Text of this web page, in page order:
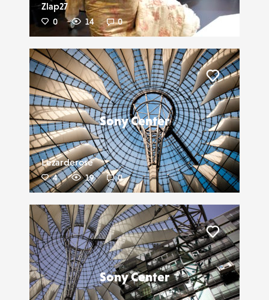
Zlap27
0 14 0
Sony Center
Lezarderose
4 19 0
Liker
Sony Center